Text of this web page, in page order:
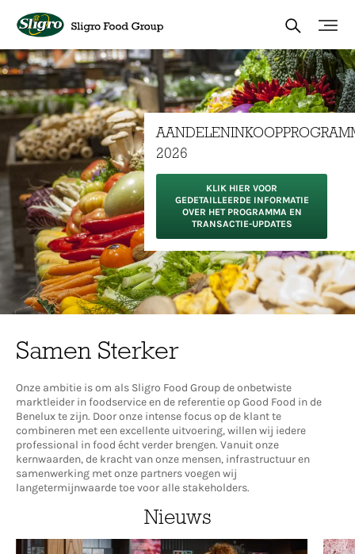
naar
de
inhoud
gaan
2026
KLIK HIER VOOR
GEDETAILLEERDE INFORMATIE
OVER HET PROGRAMMA EN
TRANSACTIE-UPDATES
Samen Sterker
Onze ambitie is om als Sligro Food Group de onbetwiste
marktleider in foodservice en de referentie op Good Food in de
Benelux te zijn. Door onze intense focus op de klant te
combineren met een excellente uitvoering, willen wij iedere
professional in food écht verder brengen. Vanuit onze
kernwaarden, de kracht van onze mensen, infrastructuur en
samenwerking met onze partners voegen wij
langetermijnwaarde toe voor alle stakeholders.
Nieuws